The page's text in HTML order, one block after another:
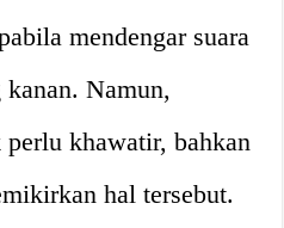
mendengar suara
Namun,
khawatir, bahkan
hal tersebut.